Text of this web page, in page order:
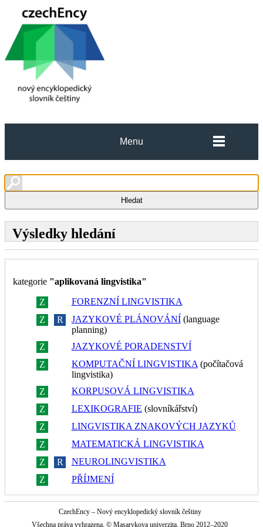
Menu
Výsledky hledání
kategorie "aplikovaná lingvistika"
Z
FORENZNÍ LINGVISTIKA
Z
R JAZYKOVÉ PLÁNOVÁNÍ(language
planning)
Z
JAZYKOVÉ PORADENSTVÍ
Z
KOMPUTAČNÍ LINGVISTIKA (počítačová
lingvistika)
Z
KORPUSOVÁ LINGVISTIKA
Z
LEXIKOGRAFIE (slovníkářství)
Z
LINGVISTIKA ZNAKOVÝCH JAZYKŮ
Z
MATEMATICKÁ LINGVISTIKA
Z
R
NEUROLINGVISTIKA
Z
PŘÍJMENÍ
CzechEncy – Nový encyklopedický slovník češtiny
Všechna práva vyhrazena, © Masarykova univerzita, Brno 2012–2020